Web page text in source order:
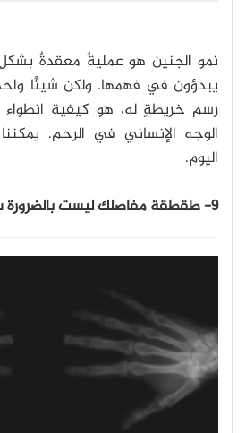
نمو الجنين هو عمليةٌ معقدةٌ بشكلٍ
يبدؤون في فهمها. ولكن شيئًا
رسم خريطةٍ له، هو كيفية انطواء
الوجه الإنساني في الرحم.
اليوم.
9- طقطقة مفاصلك ليست بالضرورة سيئةً